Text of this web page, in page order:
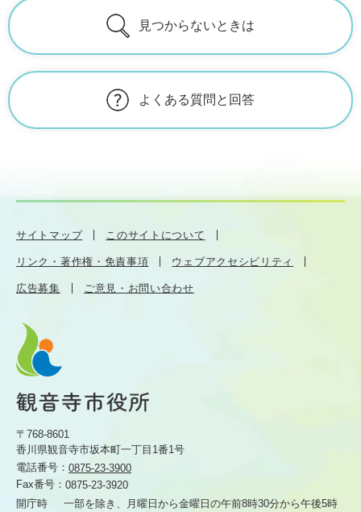
見つからないときは
よくある質問と回答
サイトマップ このサイトについて
リンク・著作権・免責事項 ウェブアクセシビリティ
広告募集 ご意見・お問い合わせ
〒768-8601
香川県観音寺市坂本町一丁目1番1号
電話番号： 0875-23-3900
Fax番号： 0875-23-3920
開庁時
一部を除き、月曜日から金曜日の午前8時30分から午後5時